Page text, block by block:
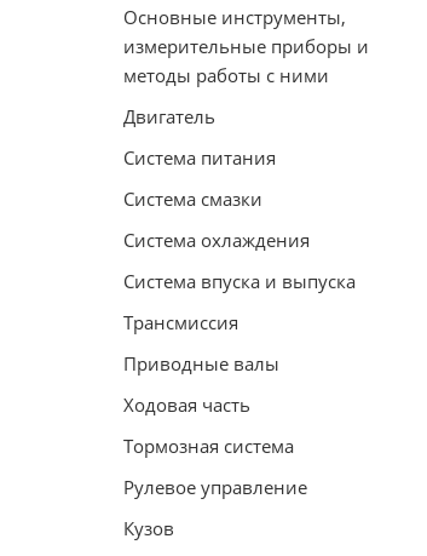
Основные инструменты,
измерительные приборы и
методы работы с ними
Двигатель
Система питания
Система смазки
Система охлаждения
Система впуска и выпуска
Трансмиссия
Приводные валы
Ходовая часть
Тормозная система
Рулевое управление
Кузов